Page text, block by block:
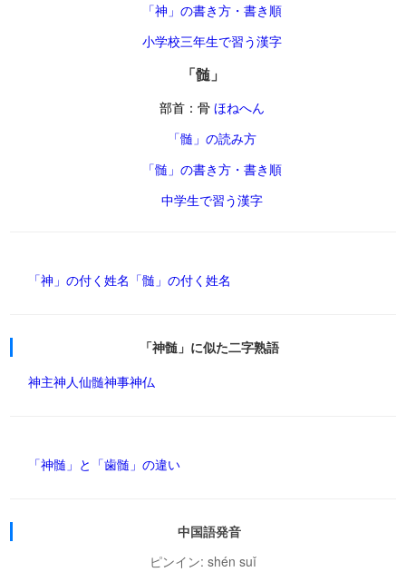
「神」の書き方・書き順
小学校三年生で習う漢字
「髄」
部首：骨 ほねへん
「髄」の読み方
「髄」の書き方・書き順
中学生で習う漢字
「神」の付く姓名 「髄」の付く姓名
「神髄」に似た二字熟語
神主神人仙髄神事神仏
「神髄」と「歯髄」の違い
中国語発音
ピンイン: shén suǐ